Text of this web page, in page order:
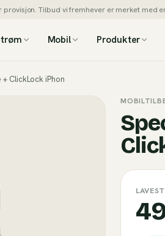
Tilbud vi fremhever er merket med
Mobil Produkter
ClickLock iPhon